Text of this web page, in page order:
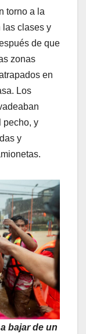
torno a la
las clases y
de que
zonas
en
Los
pecho, y
y
bajar de un